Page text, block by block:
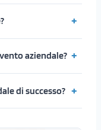
aziendale?
di successo?